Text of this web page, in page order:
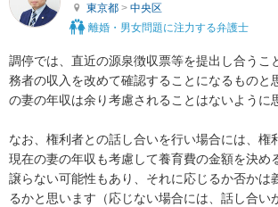
東京都 > 中央区
離婚・男女問題に注力する弁護士
調停では、直近の源泉徴収票等を提出し合うこ
務者の収入を改めて確認することになるものと
の妻の年収は余り考慮されることはないように
なお、権利者との話し合いを行い場合には、権
現在の妻の年収も考慮して養育費の金額を決め
譲らない可能性もあり、それに応じるか否かは
るかと思います（応じない場合には、話し合い